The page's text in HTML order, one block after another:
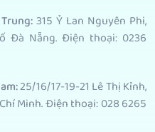
315 Ỷ Lan Nguyên Phi,
Đà Nẵng. Điện thoại: 0236
25/16/17-19-21 Lê Thị Kỉnh,
Minh. Điện thoại: 028 6265